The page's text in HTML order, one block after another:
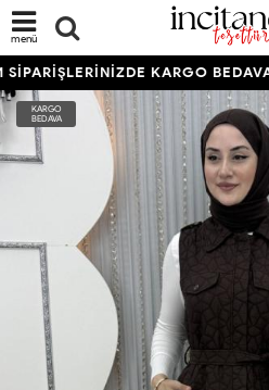
menü
KARGO BEDAVA!
KARGO
BEDAVA